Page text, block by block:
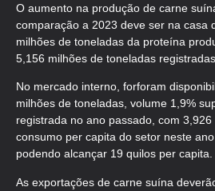
O aumento na produção de carne
comparação a 2023 deve ser na casa
milhões de toneladas da proteína
5,156 milhões de toneladas
No mercado interno, forforam
milhões de toneladas, volume 1,9%
registrada no ano passado, com
consumo per capita do setor neste
podendo alcançar 19 quilos per capita.
As exportações de carne suína